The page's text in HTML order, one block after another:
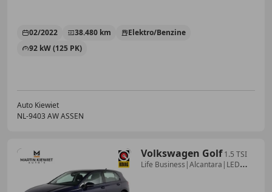
02/2022 38.480 km
Elektro/Benzine
92 kW (125 PK)
Auto Kiewiet
NL-9403 AW ASSEN
Volkswagen Golf 1.5 TSI
Life Business|Alcantara|LED